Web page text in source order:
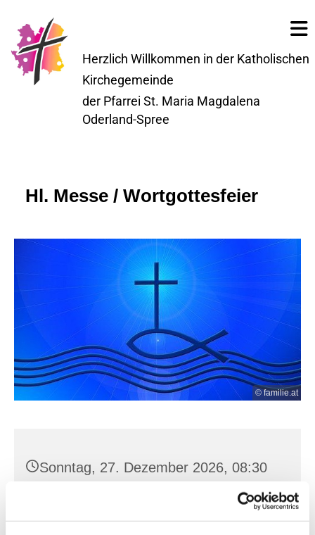
Herzlich Willkommen in der Katholischen
Kirchegemeinde
der Pfarrei St. Maria Magdalena
Oderland-Spree
Hl. Messe / Wortgottesfeier
© familie.at
Sonntag, 27. Dezember 2026, 08:30
Müllrose, Kirchstr. 5, 15299 Müllrose